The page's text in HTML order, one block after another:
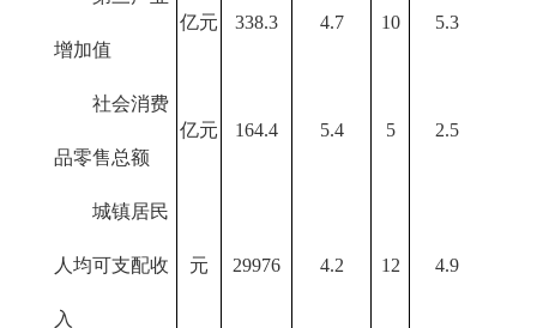
增加值
亿元 338.3 4.7 10 5.3
社会消费
品零售总额
亿元 164.4 5.4 5 2.5
城镇居民
人均可支配收
入
元 29976 4.2 12 4.9